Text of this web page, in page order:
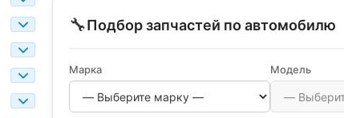
🔧Подбор запчастей по автомобилю
Марка Модель